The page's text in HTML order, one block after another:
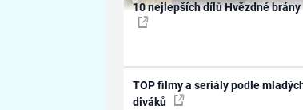
10 nejlepších dílů Hvězdné brány
TOP filmy a seriály podle
diváků